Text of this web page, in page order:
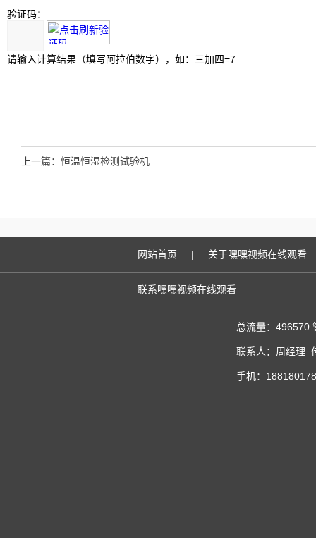
验证码：
请输入计算结果（填写阿拉伯数字），如：三加四=7
上一篇： 恒温恒湿检测试验机
网站首页 | 关于嘿嘿视频在线观看
联系嘿嘿视频在线观看
总流量：496570
联系人：周经理
手机：